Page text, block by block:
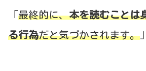
「最終的に、本を読むことは
る行為だと気づかされます。 」